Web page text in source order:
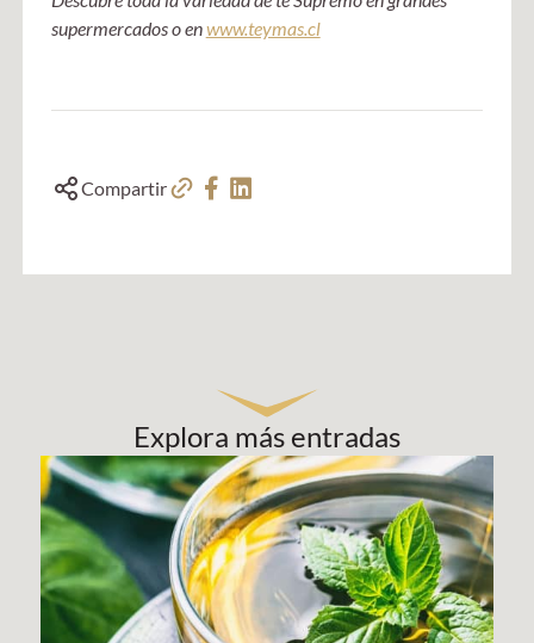
supermercados o enwww.teymas.cl
Compartir
Explora más entradas